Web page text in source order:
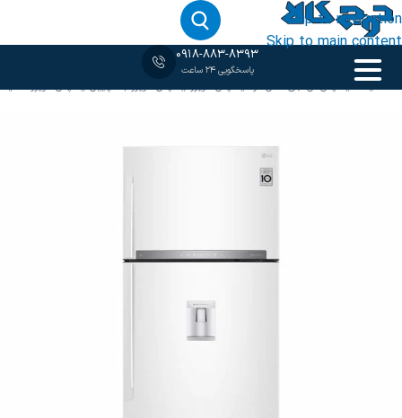
Skip to navigation
Skip to main content
0918-883-8393
پاسخگویی 24 ساعت
خانه‹قیمت یخچال ال جی اصل کره/یخچال فریزر/یخچال فریزر بالا پایین/یخچال فریزر سفید